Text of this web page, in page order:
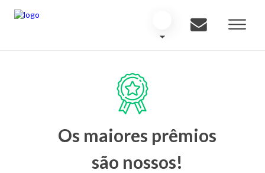
Os maiores prêmios
são nossos!